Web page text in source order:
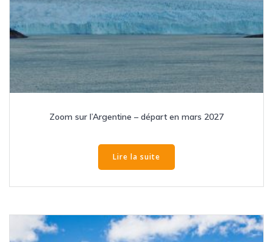
Zoom sur l’Argentine – départ en mars 2027
Lire la suite